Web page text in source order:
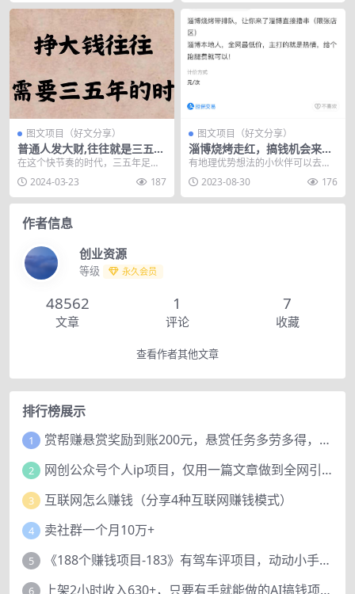
图文项目（好文分享）
普通人发大财,往往就是三五年
时间
在这个快节奏的时代，三五年足以
见证一个人的蜕变。有人说成功是
一夜之间的事，但那只...
2024-03-23 187
图文项目（好文分享）
淄博烧烤走红，搞钱机会来
了！
有地理优势想法的小伙伴可以去布
局一下。 淄博烧烤的热度，想必大
家都知道了，什么高...
2023-08-30 176
作者信息
创业资源
等级 永久会员
48562
文章
1
评论
7
收藏
查看作者其他文章
排行榜展示
1 赏帮赚悬赏奖励到账200元，悬赏任务多劳多得，人人可做。
2 网创公众号个人ip项目，仅用一篇文章做到全网引流！
3 互联网怎么赚钱（分享4种互联网赚钱模式）
4 卖社群一个月10万+
5 《188个赚钱项目-183》有驾车评项目，动动小手，复制粘贴赚44元！
6 上架2小时收入630+，只要有手就能做的AI搞钱项目，奶奶看完都能学会!